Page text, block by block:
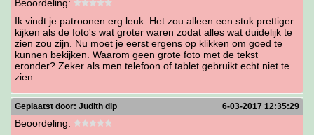
Beoordeling:
Ik vindt je patroonen erg leuk. Het zou alleen een stuk prettiger
kijken als de foto's wat groter waren zodat alles wat duidelijk te
zien zou zijn. Nu moet je eerst ergens op klikken om goed te
kunnen bekijken. Waarom geen grote foto met de tekst
eronder? Zeker als men telefoon of tablet gebruikt echt niet te
zien.
Geplaatst door: Judith dip 6-03-2017 12:35:29
Beoordeling: